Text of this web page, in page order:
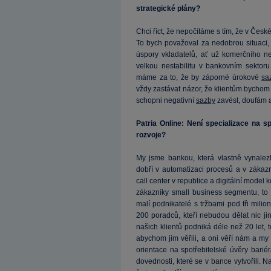
strategické plány?
Chci říct, že nepočítáme s tím, že v
To bych považoval za nedobrou
úspory vkladatelů, ať už komerčního
velkou nestabilitu v bankovním
máme za to, že by záporné úrokové
vždy zastávat názor, že klientům
schopni negativní sazby zavést, doufám
Patria Online: Není specializace na
rozvoje?
My jsme bankou, která vlastně
dobří v automatizaci procesů a v
call center v republice a digitální model
zákazníky small business segmentu,
malí podnikatelé s tržbami pod tři
200 poradců, kteří nebudou dělat nic
našich klientů podniká déle než 20 let,
abychom jim věřili, a oni věří nám a
orientace na spotřebitelské úvěry
dovednosti, které se v bance vytvořili.